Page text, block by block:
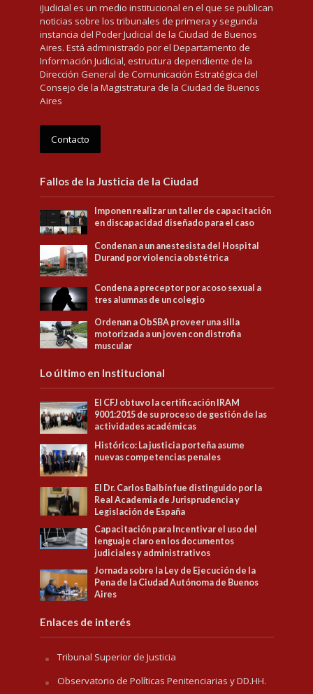
iJudicial es un medio institucional en el que se publican
noticias sobre los tribunales de primera y segunda
instancia del Poder Judicial de la Ciudad de Buenos
Aires. Está administrado por el Departamento de
Información Judicial, estructura dependiente de la
Dirección General de Comunicación Estratégica del
Consejo de la Magistratura de la Ciudad de Buenos
Aires
Contacto
Fallos de la Justicia de la Ciudad
Imponen realizar un taller de capacitación
en discapacidad diseñado para el caso
Condenan a un anestesista del Hospital
Durand por violencia obstétrica
Condena a preceptor por acoso sexual a
tres alumnas de un colegio
Ordenan a ObSBA proveer una silla
motorizada a un joven con distrofia
muscular
Lo último en Institucional
El CFJ obtuvo la certificación IRAM
9001:2015 de su proceso de gestión de las
actividades académicas
Histórico: La justicia porteña asume
nuevas competencias penales
El Dr. Carlos Balbín fue distinguido por la
Real Academia de Jurisprudencia y
Legislación de España
Capacitación para Incentivar el uso del
lenguaje claro en los documentos
judiciales y administrativos
Jornada sobre la Ley de Ejecución de la
Pena de la Ciudad Autónoma de Buenos
Aires
Enlaces de interés
Tribunal Superior de Justicia
Observatorio de Políticas Penitenciarias y DD.HH.